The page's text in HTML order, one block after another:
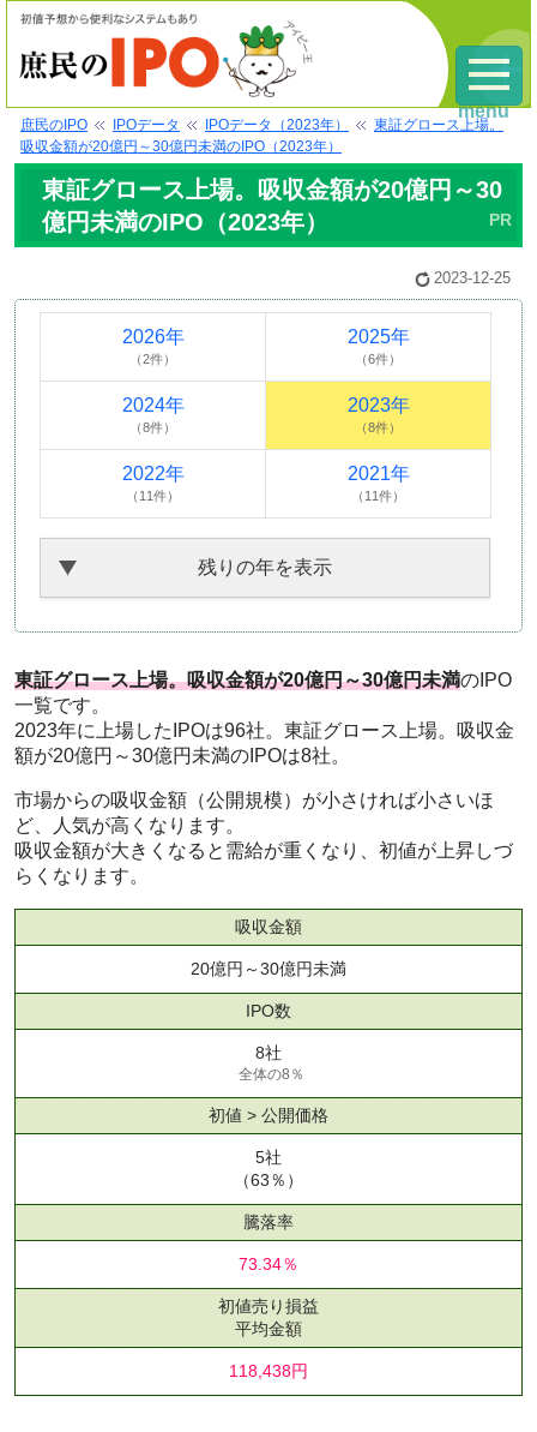
庶民のIPO IPOデータ IPOデータ（2023年）
東証グロース上場。
吸収金額が20億円～30億円未満のIPO（2023年）
東証グロース上場。吸収金額が20億円～30
億円未満のIPO（2023年）
2023-12-25
2026年
（2件）
2025年
（6件）
2024年
（8件）
2023年
（8件）
2022年
（11件）
2021年
（11件）
残りの年を表示
東証グロース上場。吸収金額が20億円～30億円未満のIPO
一覧です。
2023年に上場したIPOは96社。東証グロース上場。吸収金
額が20億円～30億円未満のIPOは8社。
市場からの吸収金額（公開規模）が小さければ小さいほ
ど、人気が高くなります。
吸収金額が大きくなると需給が重くなり、初値が上昇しづ
らくなります。
吸収金額
20億円～30億円未満
IPO数
8社
全体の8％
初値 > 公開価格
5社
（63％）
騰落率
73.34％
初値売り損益
平均金額
118,438円
menu